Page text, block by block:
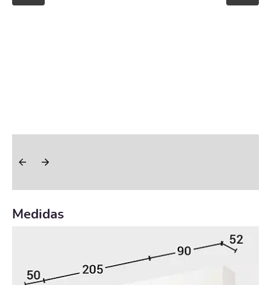
Medidas